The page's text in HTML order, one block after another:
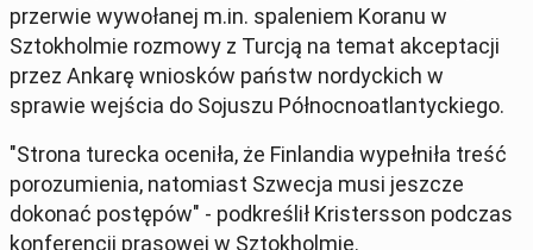
przerwie wywołanej m.in. spaleniem Koranu w
Sztokholmie rozmowy z Turcją na temat akceptacji
przez Ankarę wniosków państw nordyckich w
sprawie wejścia do Sojuszu Północnoatlantyckiego.
"Strona turecka oceniła, że Finlandia wypełniła treść
porozumienia, natomiast Szwecja musi jeszcze
dokonać postępów" - podkreślił Kristersson podczas
konferencji prasowej w Sztokholmie.